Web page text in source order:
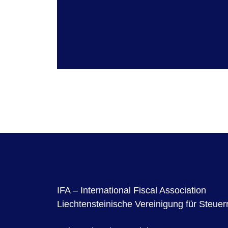
IFA – International Fiscal Association
Liechtensteinische Vereinigung für